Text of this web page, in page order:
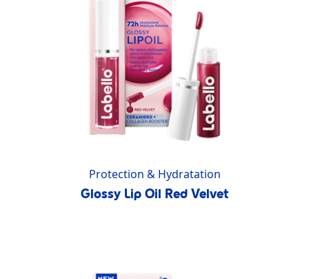
Protection & Hydratation
Glossy Lip Oil Red Velvet